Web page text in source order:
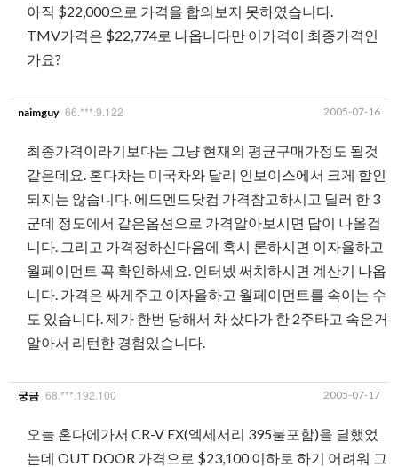
아직 $22,000으로 가격을 합의보지 못하였습니다.
TMV가격은 $22,774로 나옵니다만 이가격이 최종가격인
가요?
naimguy 66.***.9.122 2005-07-16
최종가격이라기보다는 그냥 현재의 평균구매가정도 될것
같은데요. 혼다차는 미국차와 달리 인보이스에서 크게 할인
되지는 않습니다. 에드멘드닷컴 가격참고하시고 딜러 한 3
군데 정도에서 같은옵션으로 가격알아보시면 답이 나올겁
니다. 그리고 가격정하신다음에 혹시 론하시면 이자율하고
월페이먼트 꼭 확인하세요. 인터넸 써치하시면 계산기 나옵
니다. 가격은 싸게주고 이자율하고 월페이먼트를 속이는 수
도 있습니다. 제가 한번 당해서 차 샀다가 한 2주타고 속은거
알아서 리턴한 경험있습니다.
궁금 68.***.192.100 2005-07-17
오늘 혼다에가서 CR-V EX(엑세서리 395불포함)을 딜했었
는데 OUT DOOR 가격으로 $23,100 이하로 하기 어려워 그